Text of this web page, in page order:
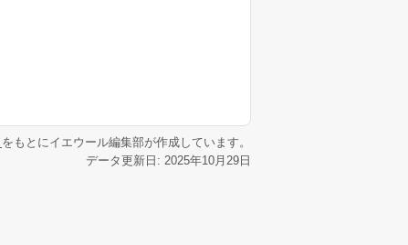
をもとにイエウール編集部が作成しています。
データ更新日: 2025年10月29日